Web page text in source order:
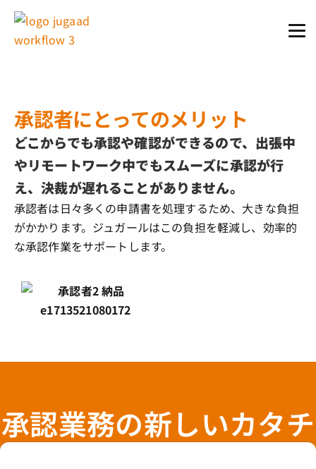
承認者にとってのメリット
どこからでも承認や確認ができるので、出張中
やリモートワーク中でもスムーズに承認が行
え、決裁が遅れることがありません。
承認者は日々多くの申請書を処理するため、大きな負担
がかかります。ジュガールはこの負担を軽減し、効率的
な承認作業をサポートします。
承認業務の新しいカタチ